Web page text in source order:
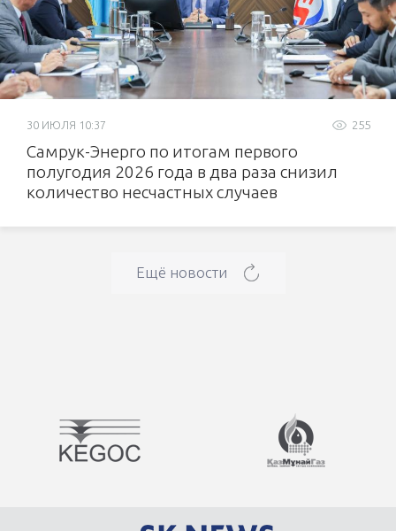
255
30 ИЮЛЯ 10:37
Самрук-Энерго по итогам первого
полугодия 2026 года в два раза снизил
количество несчастных случаев
Ещё новости